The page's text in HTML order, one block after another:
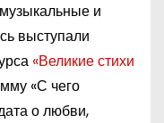
и
выступали
«Великие стихи
«С чего
о любви,